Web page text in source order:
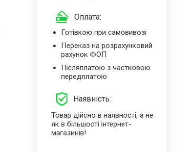
Оплата:
Готівкою при самовивозі
Переказ на розрахунковий
рахунок ФОП
Післяплатою з частковою
передплатою
Наявність:
Товар дійсно в наявності, а не
як в більшості інтернет-
магазинів!